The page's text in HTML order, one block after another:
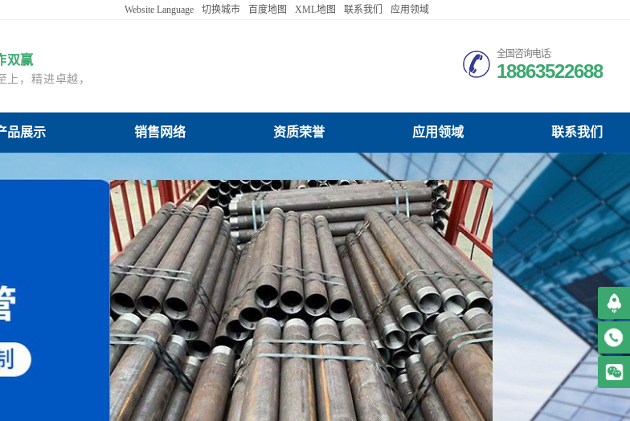
Website Language
بالعربية 日本語
ViệtName IndonesiaName
返回默认语言
切换城市 百度地图 XML地图 联系我们 应用领域
双赢
上，精进卓越，亲和共生
全国咨询电话:
18863522688
品展示
州注浆管生产厂家公司销售网络商州注浆管生产厂家公司资质荣誉商州注浆管生产厂家公司应用领域商州注浆管生产厂家公司联系我们